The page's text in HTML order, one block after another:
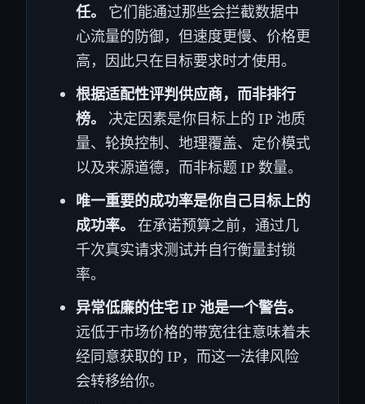
任。
它们能通过那些会拦截数据中
心流量的防御，但速度更慢、价格更
高，因此只在目标要求时才使用。
根据适配性评判供应商，而非排行
榜。
决定因素是你目标上的 IP 池质
量、轮换控制、地理覆盖、定价模式
以及来源道德，而非标题 IP 数量。
唯一重要的成功率是你自己目标上的
成功率。 在承诺预算之前，通过几
千次真实请求测试并自行衡量封锁
率。
异常低廉的住宅 IP 池是一个警告。
远低于市场价格的带宽往往意味着未
经同意获取的 IP，而这一法律风险
会转移给你。